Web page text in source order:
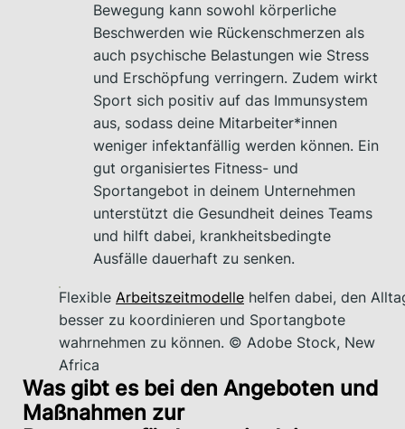
Bewegung kann sowohl körperliche
Beschwerden wie Rückenschmerzen als
auch psychische Belastungen wie Stress
und Erschöpfung verringern. Zudem wirkt
Sport sich positiv auf das Immunsystem
aus, sodass deine Mitarbeiter*innen
weniger infektanfällig werden können. Ein
gut organisiertes Fitness- und
Sportangebot in deinem Unternehmen
unterstützt die Gesundheit deines Teams
und hilft dabei, krankheitsbedingte
Ausfälle dauerhaft zu senken.
Flexible Arbeitszeitmodelle helfen dabei, den
besser zu koordinieren und Sportangbote
wahrnehmen zu können. © Adobe Stock, New
Africa
Was gibt es bei den Angeboten und
Maßnahmen zur